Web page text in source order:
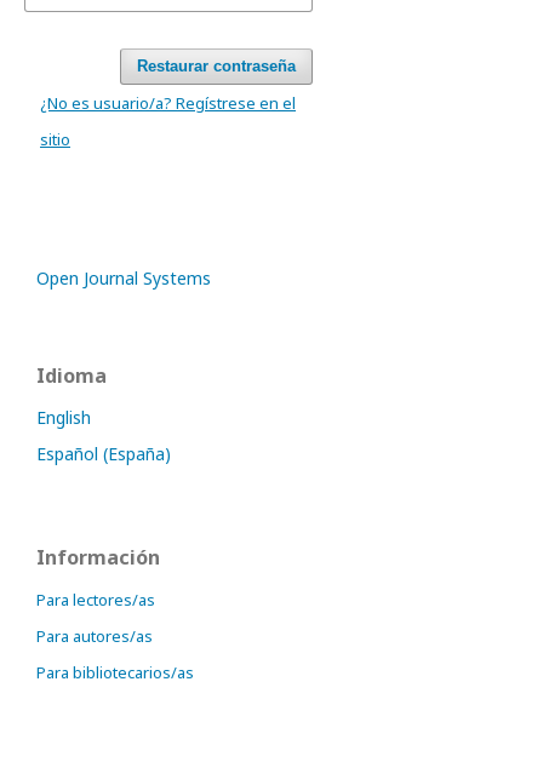
Restaurar contraseña
¿No es usuario/a? Regístrese en el
sitio
Open Journal Systems
Idioma
English
Español (España)
Información
Para lectores/as
Para autores/as
Para bibliotecarios/as